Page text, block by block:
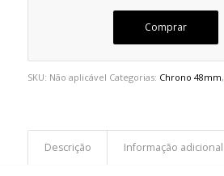
Comprar
SKU: Não aplicável Categorias: Chrono 48mm,
Descrição Informação adicional